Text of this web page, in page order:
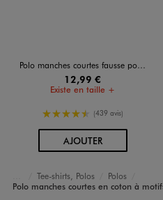
Polo manches courtes fausse poche homme
12,99 €
Existe en taille +
4.5/5 de moyenne
(439 avis)
AJOUTERAU PANIER
Accueil
Homme
Vêtements
Tee-shirts, Polos
Polos
Polo manches courtes en coton à